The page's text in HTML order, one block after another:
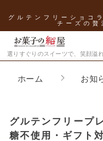
グルテンフリーショコ
チーズの贅
選りすぐりのスイーツで、笑顔溢
ホーム お知
グルテンフリープ
糖不使用・ギフト
ログイン / 会
お菓子の結屋について
バ
親カテゴリ